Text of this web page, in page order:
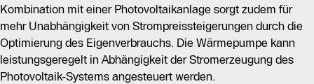
Kombination mit einer Photovoltaikanlage sorgt zudem für
mehr Unabhängigkeit von Strompreissteigerungen durch die
Optimierung des Eigenverbrauchs. Die Wärmepumpe kann
leistungsgeregelt in Abhängigkeit der Stromerzeugung des
Photovoltaik-Systems angesteuert werden.